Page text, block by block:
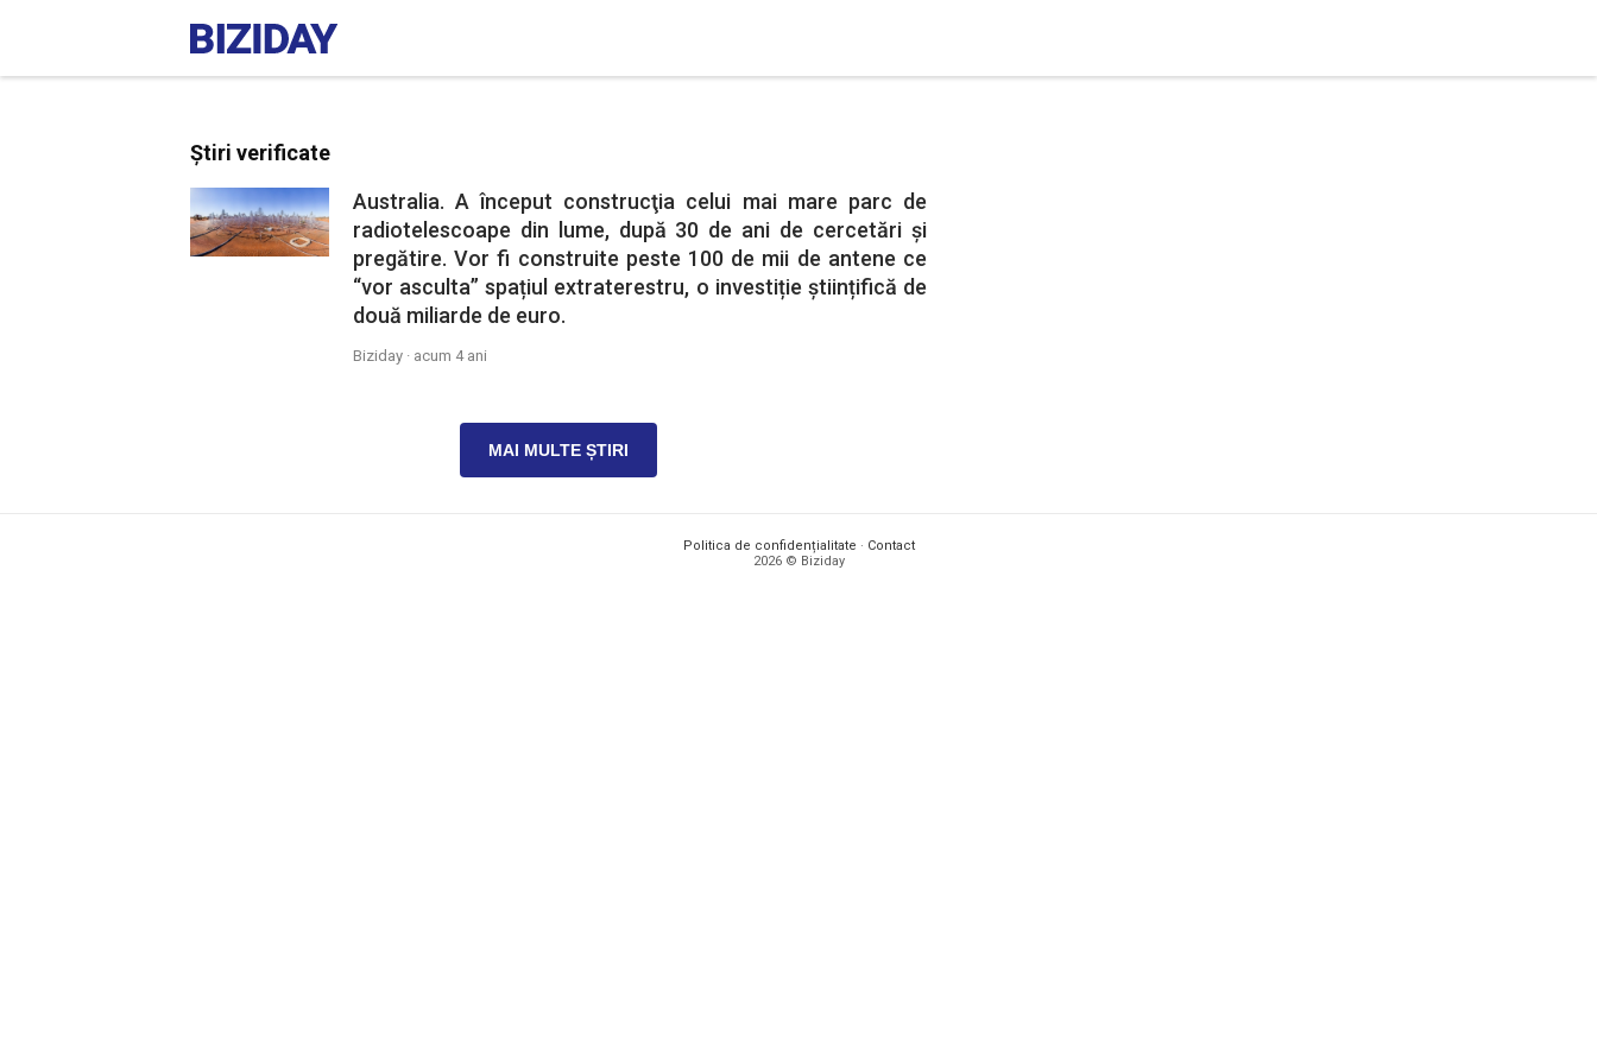
Știri verificate
Australia. A început construcţia celui mai mare parc de
radiotelescoape din lume, după 30 de ani de cercetări și
pregătire. Vor fi construite peste 100 de mii de antene ce
“vor asculta” spațiul extraterestru, o investiție științifică de
două miliarde de euro.
Biziday · acum 4 ani
MAI MULTE ȘTIRI
Politica de confidențialitate · Contact
2026 © Biziday